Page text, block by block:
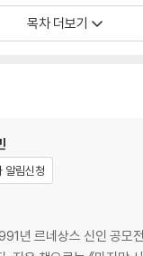
나게 공부한다고요?
을 무엇이라고 할까요?
선수가 있다고요?
용해 수술을 한다고요?
목차 더보기
알림신청
년 르네상스 신인 공모